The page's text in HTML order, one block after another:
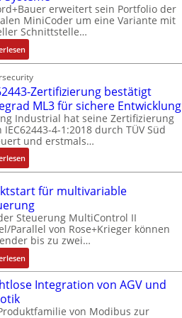
erweitert sein Portfolio der
MiniCoder um eine Variante mit
Schnittstelle…
:
E
i
n
f
a
c
h
e
S
n
s
o
r
-
I
t
Zertifizierung bestätigt
ML3 für sichere Entwicklung
Industrial hat seine Zertifizierung
IEC62443-4-1:2018 durch TÜV Süd
und erstmals…
:
I
C
6
2
4
4
3
Z
e
für multivariable
Steuerung MultiControl II
Parallel von Rose+Krieger können
bis zu zwei…
:
M
a
k
Integration von AGV und
von Modibus zur